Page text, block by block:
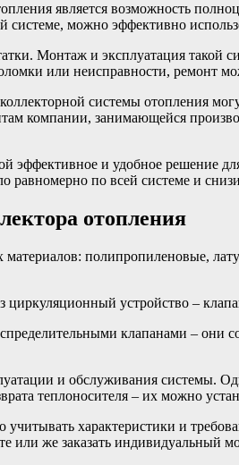
является возможность
системе, можно эффективно
Монтаж и эксплуатация
или неисправности, ремонт
системы отопления
компании, занимающейся
эффективное и удобное решение
по всей системе и
отопления
полипропиленовые,
устройство –
клапанами –
и обслуживания системы.
теплоносителя – их можно
характеристики и
или же заказать индивидуальный